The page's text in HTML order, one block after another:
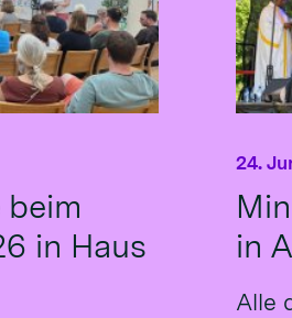
beim
in Haus
in
24.
Alle